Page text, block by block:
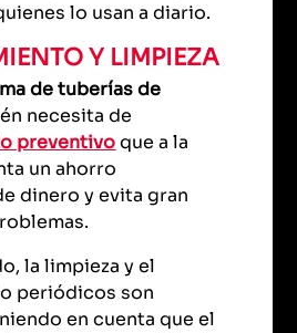
lo usan a diario.
Y LIMPIEZA
de tuberías de
necesita de
preventivoque a la
un ahorro
dinero y evita gran
la limpieza y el
periódicos son
en cuenta que el